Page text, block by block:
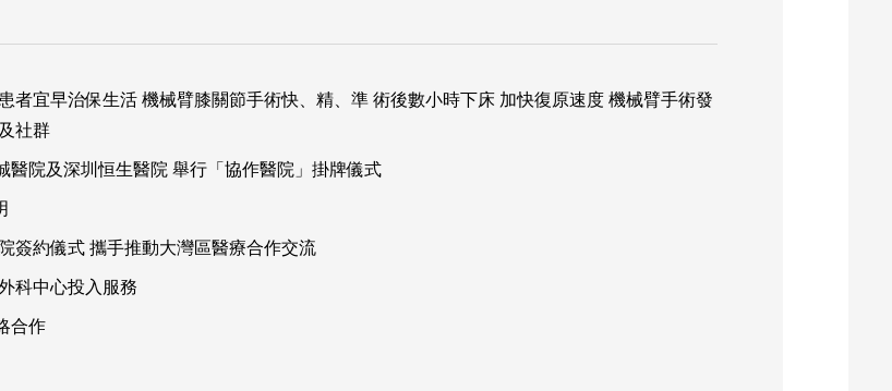
者宜早治保生活 機械臂膝關節手術快、精、準 術後數小時下床 加快復原速度 機械臂手術發
社群
醫院及深圳恒生醫院 舉行「協作醫院」掛牌儀式
簽約儀式 攜手推動大灣區醫療合作交流
科中心投入服務
合作